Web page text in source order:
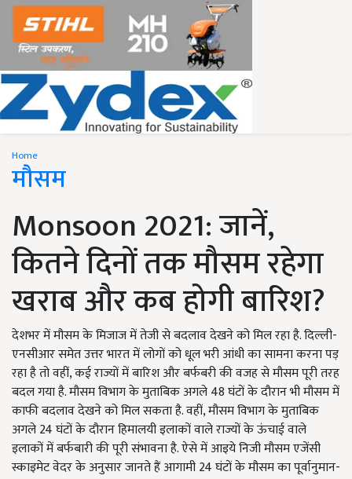
Home
मौसम
Monsoon 2021: जानें,
कितने दिनों तक मौसम रहेगा
खराब और कब होगी बारिश?
देशभर में मौसम के मिजाज में तेजी से बदलाव देखने को मिल रहा है. दिल्ली-
एनसीआर समेत उत्तर भारत में लोगों को धूल भरी आंधी का सामना करना पड़
रहा है तो वहीं, कई राज्यों में बारिश और बर्फबरी की वजह से मौसम पूरी तरह
बदल गया है. मौसम विभाग के मुताबिक अगले 48 घंटों के दौरान भी मौसम में
काफी बदलाव देखने को मिल सकता है. वहीं, मौसम विभाग के मुताबिक
अगले 24 घंटों के दौरान हिमालयी इलाकों वाले राज्यों के ऊंचाई वाले
इलाकों में बर्फबारी की पूरी संभावना है. ऐसे में आइये निजी मौसम एजेंसी
स्काइमेट वेदर के अनुसार जानते हैं आगामी 24 घंटों के मौसम का पूर्वानुमान-